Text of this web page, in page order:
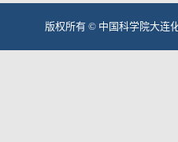
版权所有 © 中国科学院大连